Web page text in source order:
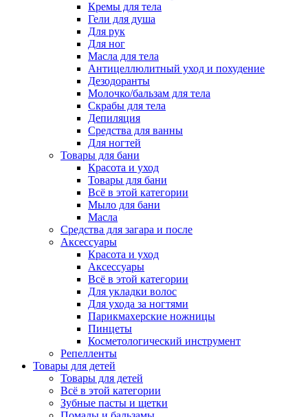
Кремы для тела
Гели для душа
Для рук
Для ног
Масла для тела
Антицеллюлитный уход и похудение
Дезодоранты
Молочко/бальзам для тела
Скрабы для тела
Депиляция
Средства для ванны
Для ногтей
Товары для бани
Красота и уход
Товары для бани
Всё в этой категории
Мыло для бани
Масла
Средства для загара и после
Аксессуары
Красота и уход
Аксессуары
Всё в этой категории
Для укладки волос
Для ухода за ногтями
Парикмахерские ножницы
Пинцеты
Косметологический инструмент
Репелленты
Товары для детей
Товары для детей
Всё в этой категории
Зубные пасты и щетки